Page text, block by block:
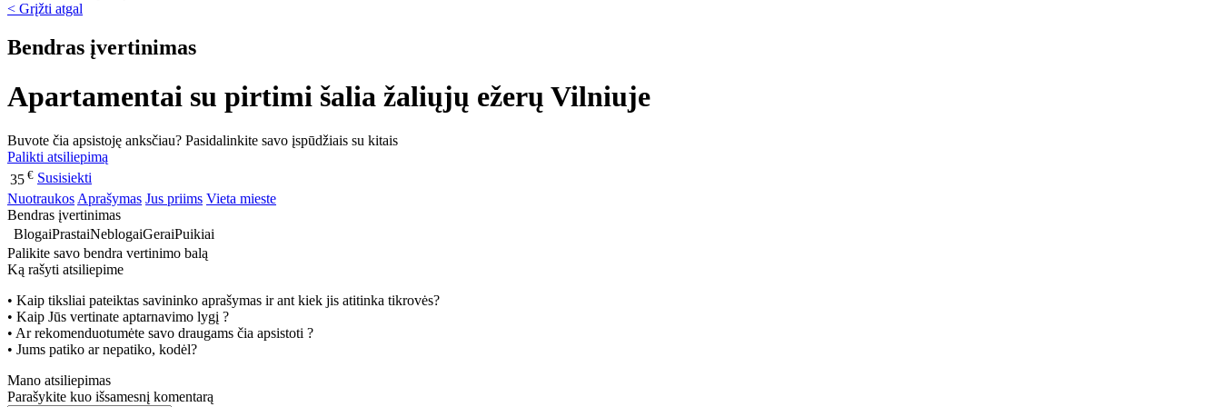
< Grįžti atgal
Bendras įvertinimas
Apartamentai su pirtimi šalia žaliųjų ežerų Vilniuje
Buvote čia apsistoję anksčiau? Pasidalinkite savo įspūdžiais su kitais
Palikti atsiliepimą
35 € Susisiekti
Nuotraukos Aprašymas Jus priims Vieta mieste
Bendras įvertinimas
BlogaiPrastaiNeblogaiGeraiPuikiai
Palikite savo bendra vertinimo balą
Ką rašyti atsiliepime
• Kaip tiksliai pateiktas savininko aprašymas ir ant kiek jis atitinka tikrovės?
• Kaip Jūs vertinate aptarnavimo lygį ?
• Ar rekomenduotumėte savo draugams čia apsistoti ?
• Jums patiko ar nepatiko, kodėl?
Mano atsiliepimas
Parašykite kuo išsamesnį komentarą